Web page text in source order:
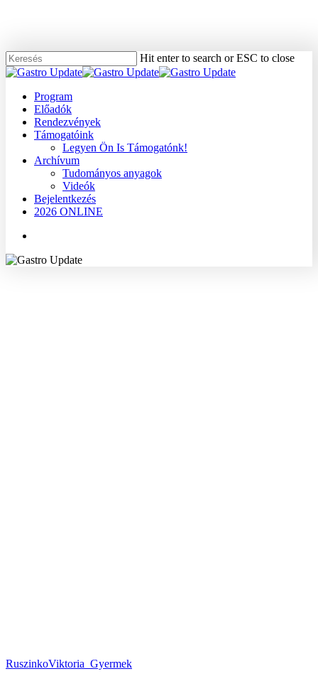
content
Hit enter to search or ESC to close
Close
Menu
Program
Előadók
Rendezvények
Támogatóink
Legyen Ön Is Támogatónk!
Archívum
Tudományos anyagok
Videók
Bejelentkezés
2026 ONLINE
RuszinkoViktoria_Gyermek